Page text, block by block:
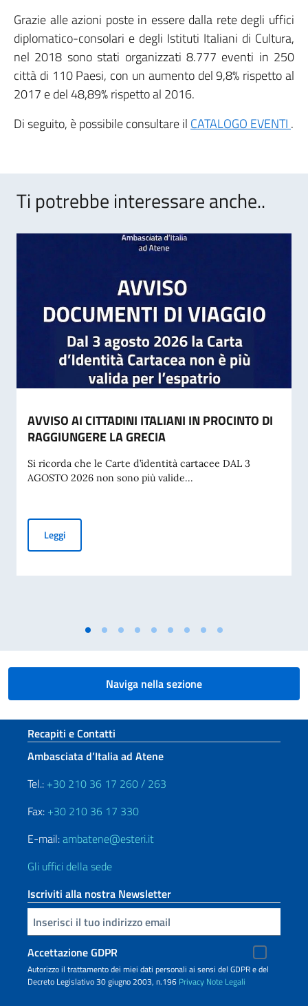
Grazie alle azioni poste in essere dalla rete degli uffici
diplomatico-consolari e degli Istituti Italiani di Cultura,
nel 2018 sono stati organizzati 8.777 eventi in 250
città di 110 Paesi, con un aumento del 9,8% rispetto al
2017 e del 48,89% rispetto al 2016.
Di seguito, è possibile consultare il CATALOGO EVENTI .
Ti potrebbe interessare anche..
AVVISO AI CITTADINI ITALIANI IN PROCINTO DI
RAGGIUNGERE LA GRECIA
Si ricorda che le Carte d’identità cartacee DAL 3
AGOSTO 2026 non sono più valide...
LeggiAVVISO AI CITTADINI ITALIANI IN PROCINTO DI
Naviga nella sezione
Sezione footer
Recapiti e Contatti
Ambasciata d’Italia ad Atene
Tel.: +30 210 36 17 260 / 263
Fax: +30 210 36 17 330
E-mail:ambatene@esteri.it
Gli uffici della sede
Iscriviti alla nostra Newsletter
Inserisci la tua email
Accettazione GDPR
Autorizzo il trattamento dei miei dati personali ai sensi del GDPR e del
Decreto Legislativo 30 giugno 2003, n.196 Privacy Note Legali